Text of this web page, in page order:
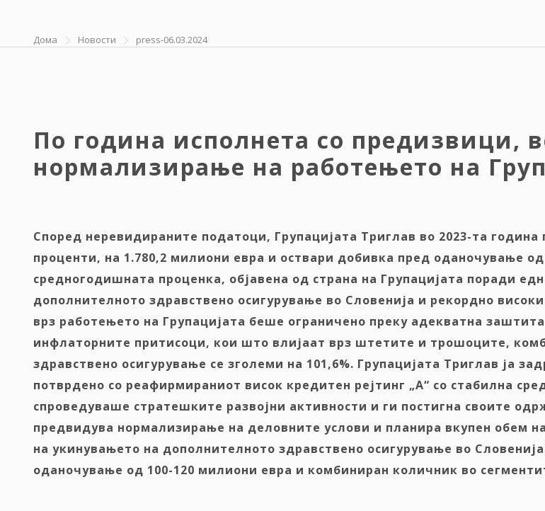
Дома Новости press-06.03.2024
По година исполнета со предизвици,
нормализирање на работењето на
Според неревидираните податоци, Групацијата Триглав во 2023-та година
проценти, на 1.780,2 милиони евра и оствари добивка пред оданочување
средногодишната проценка, објавена од страна на Групацијата поради
дополнителното здравствено осигурување во Словенија и рекордно
врз работењето на Групацијата беше ограничено преку адекватна заштита
инфлаторните притисоци, кои што влијаат врз штетите и трошоците,
здравствено осигурување се зголеми на 101,6%. Групацијата Триглав ја
потврдено со реафирмираниот висок кредитен рејтинг „А“ со стабилна
спроведуваше стратешките развојни активности и ги постигна своите
предвидува нормализирање на деловните услови и планира вкупен обем
на укинувањето на дополнителното здравствено осигурување во Словенија
оданочување од 100-120 милиони евра и комбиниран количник во